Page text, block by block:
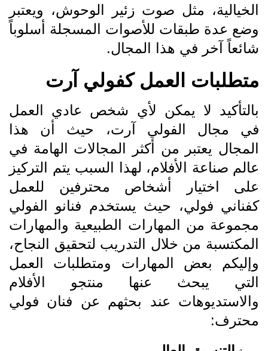
الخيالية، مثل صوت زئير الوحوش، ويعتبر
وضع عدة طبقات للأصوات المسجلة أسلوباً
شائعاً آخر في هذا المجال.
متطلبات العمل كفولي آرت
بالتأكيد لا يمكن لأي شخص عادي العمل
في مجال الفولي آرت، حيث أن هذا
المجال يعتبر من أكثر المجالات الهامة في
عالم صناعة الأفلام، لهذا السبب يتم التركيز
على اختيار أشخاص محترفين للعمل
كفناني فولي، حيث يستخدم فنانو الفولي
مجموعة من المهارات الطبيعية والمهارات
المكتسبة من خلال التدريب لتحقيق النجاح،
وإليكم بعض المهارات ومتطلبات العمل
التي يبحث عنها منتجو الأفلام
والاستديوهات عند بحثهم عن فنان فولي
محترف: